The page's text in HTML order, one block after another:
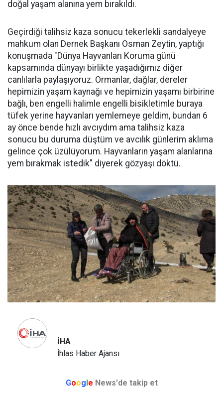
doğal yaşam alanına yem bırakıldı.
Geçirdiği talihsiz kaza sonucu tekerlekli sandalyeye
mahkum olan Dernek Başkanı Osman Zeytin, yaptığı
konuşmada "Dünya Hayvanları Koruma günü
kapsamında dünyayı birlikte yaşadığımız diğer
canlılarla paylaşıyoruz. Ormanlar, dağlar, dereler
hepimizin yaşam kaynağı ve hepimizin yaşamı birbirine
bağlı, ben engelli halimle engelli bisikletimle buraya
tüfek yerine hayvanları yemlemeye geldim, bundan 6
ay önce bende hızlı avcıydım ama talihsiz kaza
sonucu bu duruma düştüm ve avcılık günlerim aklıma
gelince çok üzülüyorum. Hayvanların yaşam alanlarına
yem bırakmak istedik" diyerek gözyaşı döktü.
İHA
İhlas Haber Ajansı
Google News'de takip et